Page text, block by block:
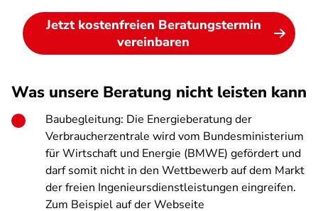
Jetzt kostenfreien Beratungstermin
vereinbaren
Was unsere Beratung nicht leisten kann
Baubegleitung: Die Energieberatung der
Verbraucherzentrale wird vom Bundesministerium
für Wirtschaft und Energie (BMWE) gefördert und
darf somit nicht in den Wettbewerb auf dem Markt
der freien Ingenieursdienstleistungen eingreifen.
Zum Beispiel auf der Webseite